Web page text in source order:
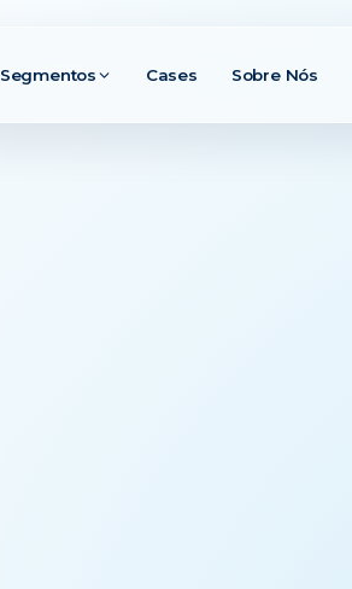
Segmentos Cases Sobre Nós